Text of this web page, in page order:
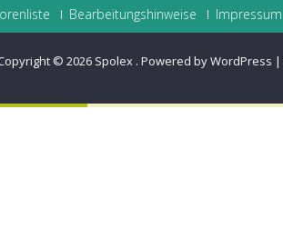
Bearbeitungshinweise Impressum
© 2026 Spolex . Powered by WordPress |